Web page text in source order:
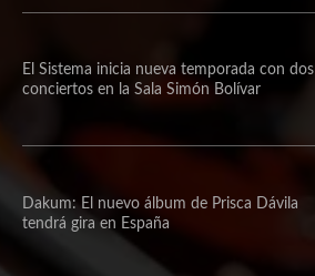
El Sistema inicia nueva temporada con dos
conciertos en la Sala Simón Bolívar
Dakum: El nuevo álbum de Prisca Dávila
tendrá gira en España